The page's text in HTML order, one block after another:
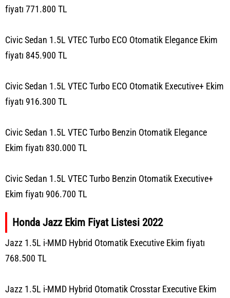
fiyatı 771.800 TL
Civic Sedan 1.5L VTEC Turbo ECO Otomatik Elegance Ekim
fiyatı 845.900 TL
Civic Sedan 1.5L VTEC Turbo ECO Otomatik Executive+ Ekim
fiyatı 916.300 TL
Civic Sedan 1.5L VTEC Turbo Benzin Otomatik Elegance
Ekim fiyatı 830.000 TL
Civic Sedan 1.5L VTEC Turbo Benzin Otomatik Executive+
Ekim fiyatı 906.700 TL
Honda Jazz Ekim Fiyat Listesi 2022
Jazz 1.5L i-MMD Hybrid Otomatik Executive Ekim fiyatı
768.500 TL
Jazz 1.5L i-MMD Hybrid Otomatik Crosstar Executive Ekim